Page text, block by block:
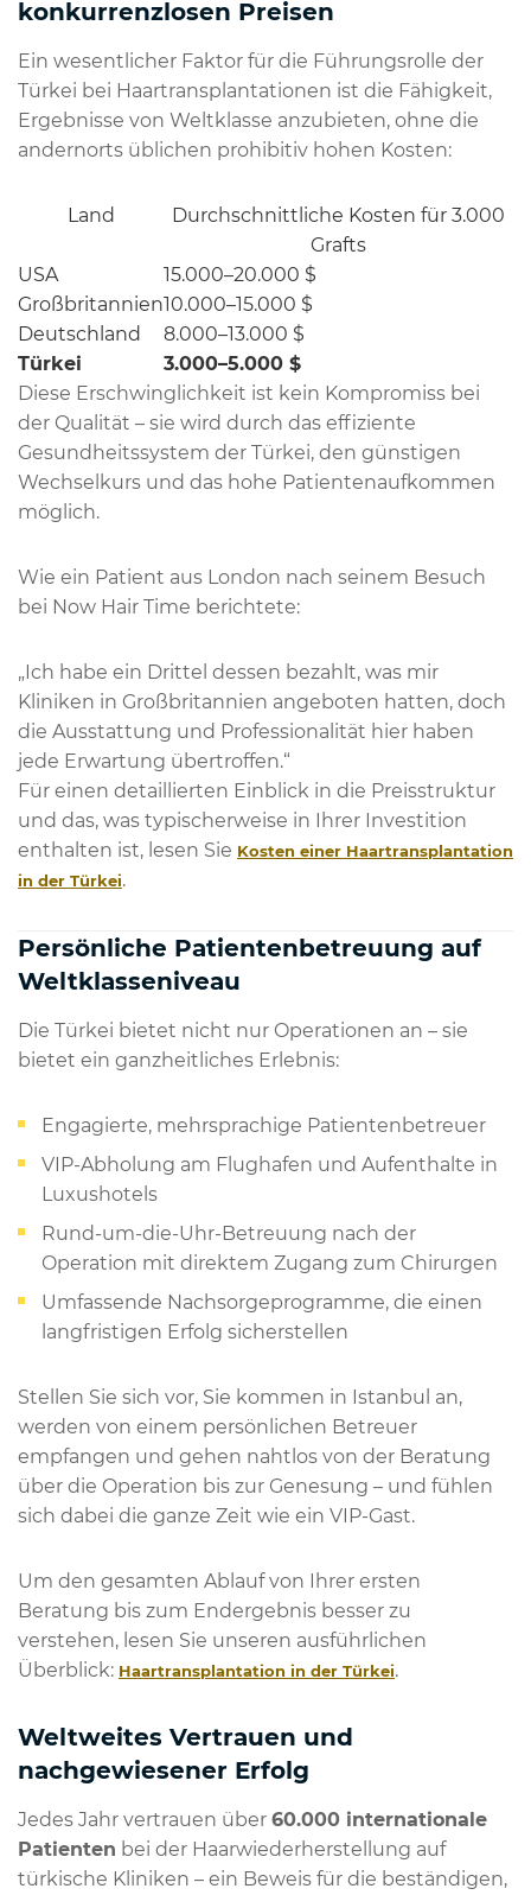
konkurrenzlosen Preisen
Ein wesentlicher Faktor für die Führungsrolle der
Türkei bei Haartransplantationen ist die Fähigkeit,
Ergebnisse von Weltklasse anzubieten, ohne die
andernorts üblichen prohibitiv hohen Kosten:
Land
Durchschnittliche Kosten für 3.000
Grafts
USA
15.000–20.000 $
Großbritannien10.000–15.000 $
Deutschland
8.000–13.000 $
Türkei
3.000–5.000 $
Diese Erschwinglichkeit ist kein Kompromiss bei
der Qualität – sie wird durch das effiziente
Gesundheitssystem der Türkei, den günstigen
Wechselkurs und das hohe Patientenaufkommen
möglich.
Wie ein Patient aus London nach seinem Besuch
bei Now Hair Time berichtete:
„Ich habe ein Drittel dessen bezahlt, was mir
Kliniken in Großbritannien angeboten hatten, doch
die Ausstattung und Professionalität hier haben
jede Erwartung übertroffen.“
Für einen detaillierten Einblick in die Preisstruktur
und das, was typischerweise in Ihrer Investition
enthalten ist, lesen Sie Kosten einer Haartransplantation
in der Türkei.
Persönliche Patientenbetreuung auf
Weltklasseniveau
Die Türkei bietet nicht nur Operationen an – sie
bietet ein ganzheitliches Erlebnis:
Engagierte, mehrsprachige Patientenbetreuer
VIP-Abholung am Flughafen und Aufenthalte in
Luxushotels
Rund-um-die-Uhr-Betreuung nach der
Operation mit direktem Zugang zum Chirurgen
Umfassende Nachsorgeprogramme, die einen
langfristigen Erfolg sicherstellen
Stellen Sie sich vor, Sie kommen in Istanbul an,
werden von einem persönlichen Betreuer
empfangen und gehen nahtlos von der Beratung
über die Operation bis zur Genesung – und fühlen
sich dabei die ganze Zeit wie ein VIP-Gast.
Um den gesamten Ablauf von Ihrer ersten
Beratung bis zum Endergebnis besser zu
verstehen, lesen Sie unseren ausführlichen
Überblick: Haartransplantation in der Türkei.
Weltweites Vertrauen und
nachgewiesener Erfolg
Jedes Jahr vertrauen über 60.000 internationale
Patienten bei der Haarwiederherstellung auf
türkische Kliniken – ein Beweis für die beständigen,